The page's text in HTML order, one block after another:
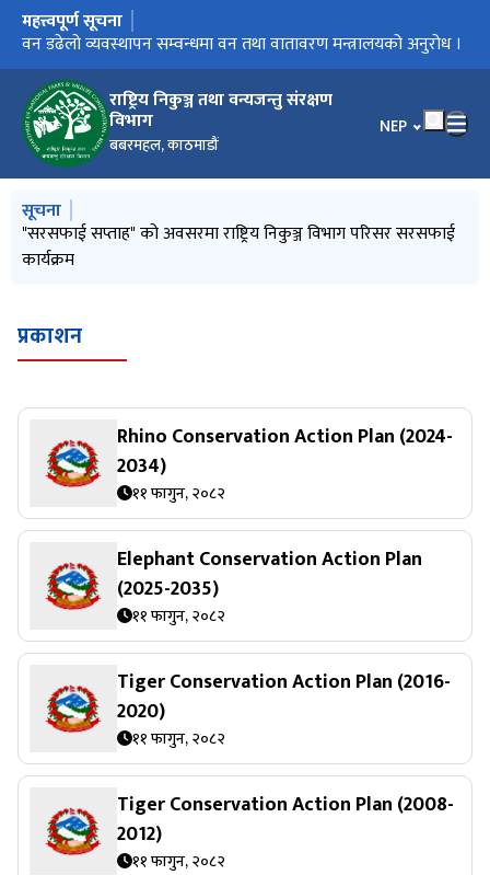
राष्ट्रिय निकुञ्ज तथा वन्यजन्तु संरक्षण
विभाग
बबरमहल, काठमाडौं
भाषा चयन गर्नुहोस्
NEP
मुख्य नेभिगेसनमा जानुहोस्
महत्त्वपूर्ण सूचना
राष्ट्रिय बाघ सर्वेक्षण २०८२ सम्बन्धि प्रेस रिलिज
वन डढेलो व्यवस्थापन सम्वन्धमा वन तथा वातावरण मन्त्रालयको अनुरोध ।
विश्‍व सिमसार दिवस, २०८२
National Tiger Survey 2025 Press Release
मुख्य नेभिगेसनमा जानुहोस्
सूचना
४२ औं वार्डेन सेमिनार तथा २४ औं म. क्षे. व्य. समितिका अध्यक्षहरुको भेला
सम्पन्न
"सरसफाई सप्ताह" को अवसरमा राष्ट्रिय निकुञ्ज विभाग परिसर सरसफाई
कार्यक्रम
आ.ब. २०८३/८४ को योजना तर्जूमा गोष्ठी सम्पन्न ।
वन तथा वातावरण मन्त्री माननीय गीता चौधरीज्यूलाई राष्‍ट्रिय निकुञ्ज
विभागमा स्वागत ।
३१ औं वन्यजन्तु सप्‍ताह, २०८३ को प्रेस विज्ञप्ती
प्रकाशन
Rhino Conservation Action Plan (2024-
2034)
११ फागुन, २०८२
Elephant Conservation Action Plan
(2025-2035)
११ फागुन, २०८२
Tiger Conservation Action Plan (2016-
2020)
११ फागुन, २०८२
Tiger Conservation Action Plan (2008-
2012)
११ फागुन, २०८२